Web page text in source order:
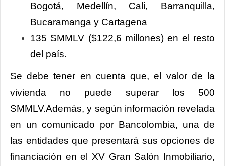
Bogotá, Medellín, Cali, Barranquilla,
Bucaramanga y Cartagena
135 SMMLV ($122,6 millones) en el resto
del país.
Se debe tener en cuenta que, el valor de la
vivienda no puede superar los 500
SMMLV.Además, y según información revelada
en un comunicado por Bancolombia, una de
las entidades que presentará sus opciones de
financiación en el XV Gran Salón Inmobiliario,